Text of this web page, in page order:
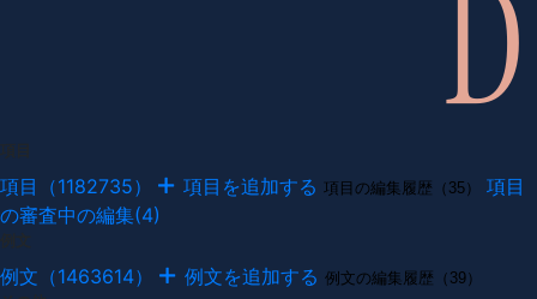
項目（1182735） 項目を追加する 項目の編集履歴（35）
項目
の審査中の編集(4)
例文（1463614） 例文を追加する 例文の編集履歴（39）